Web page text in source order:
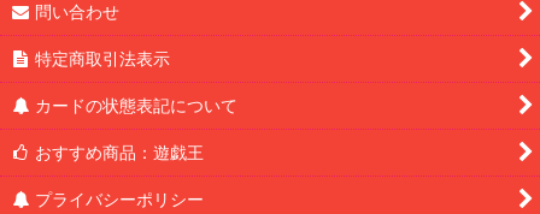
問い合わせ
特定商取引法表示
カードの状態表記について
おすすめ商品：遊戯王
プライバシーポリシー